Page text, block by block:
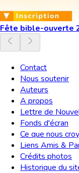
Fête bible-ouverte
Contact
Nous soutenir
Auteurs
A propos
Lettre de
Fonds d'écran
Ce que nous
Liens Amis &
Crédits photos
Historique du